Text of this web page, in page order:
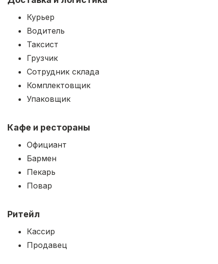
Курьер
Водитель
Таксист
Грузчик
Сотрудник склада
Комплектовщик
Упаковщик
Кафе и рестораны
Официант
Бармен
Пекарь
Повар
Ритейл
Кассир
Продавец